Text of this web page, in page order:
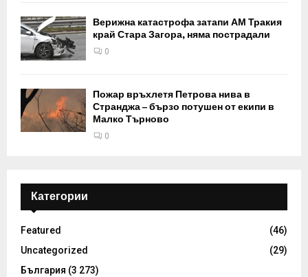
Верижна катастрофа затапи АМ Тракия
край Стара Загора, няма пострадали
0
Пожар връхлетя Петрова нива в
Странджа – бързо потушен от екипи в
Малко Търново
0
Категории
Featured
(46)
Uncategorized
(29)
България (3 273)